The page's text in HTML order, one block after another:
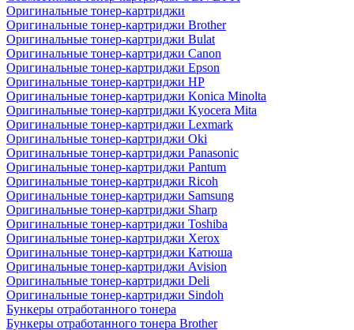
Оригинальные тонер-картриджи
Оригинальные тонер-картриджи Brother
Оригинальные тонер-картриджи Bulat
Оригинальные тонер-картриджи Canon
Оригинальные тонер-картриджи Epson
Оригинальные тонер-картриджи HP
Оригинальные тонер-картриджи Konica Minolta
Оригинальные тонер-картриджи Kyocera Mita
Оригинальные тонер-картриджи Lexmark
Оригинальные тонер-картриджи Oki
Оригинальные тонер-картриджи Panasonic
Оригинальные тонер-картриджи Pantum
Оригинальные тонер-картриджи Ricoh
Оригинальные тонер-картриджи Samsung
Оригинальные тонер-картриджи Sharp
Оригинальные тонер-картриджи Toshiba
Оригинальные тонер-картриджи Xerox
Оригинальные тонер-картриджи Катюша
Оригинальные тонер-картриджи Avision
Оригинальные тонер-картриджи Deli
Оригинальные тонер-картриджи Sindoh
Бункеры отработанного тонера
Бункеры отработанного тонера Brother